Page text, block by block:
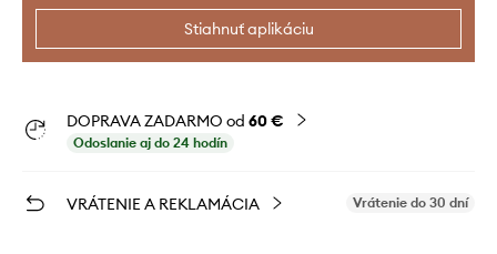
Stiahnuť aplikáciu
DOPRAVA ZADARMO od 60 €
Odoslanie aj do 24 hodín
VRÁTENIE A REKLAMÁCIA Vrátenie do 30 dní